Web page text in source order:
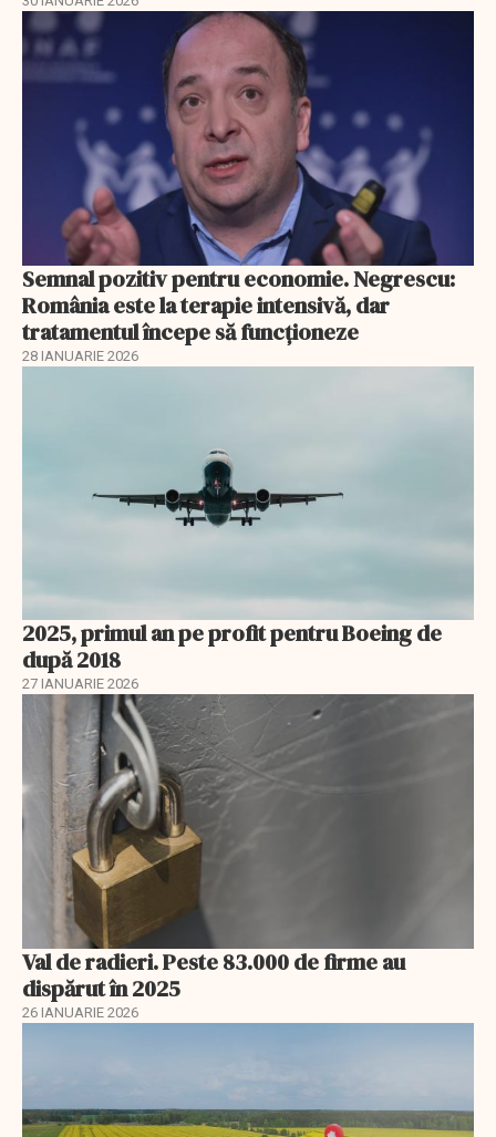
Semnal pozitiv pentru economie. Negrescu:
România este la terapie intensivă, dar
tratamentul începe să funcționeze
28 IANUARIE 2026
2025, primul an pe profit pentru Boeing de
după 2018
27 IANUARIE 2026
Val de radieri. Peste 83.000 de firme au
dispărut în 2025
26 IANUARIE 2026